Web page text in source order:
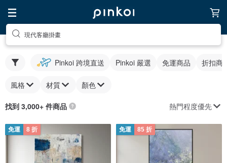
現代客廳掛畫
Pinkoi 跨境直送 Pinkoi 嚴選 免運商品 折扣商
風格 材質 顏色
找到 3,000+ 件商品 熱門程度優先
免運 8 折 免運 85 折